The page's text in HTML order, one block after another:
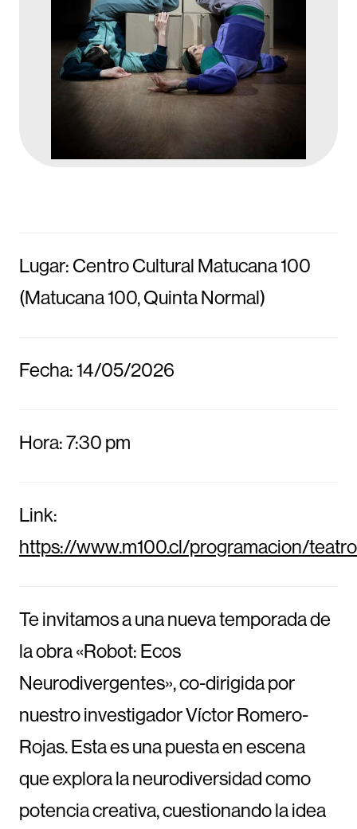
Lugar: Centro Cultural Matucana 100
(Matucana 100, Quinta Normal)
Fecha: 14/05/2026
Hora: 7:30 pm
Link:
https://www.m100.cl/programacion/
Te invitamos a una nueva temporada de
la obra «Robot: Ecos
Neurodivergentes», co-dirigida por
nuestro investigador Víctor Romero-
Rojas. Esta es una puesta en escena
que explora la neurodiversidad como
potencia creativa, cuestionando la idea